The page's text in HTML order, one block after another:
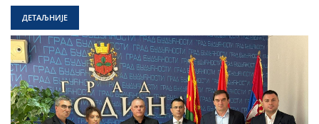
ДЕТАЉНИЈЕ